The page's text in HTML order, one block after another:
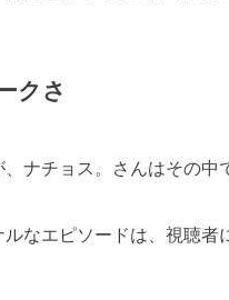
クさ
ナチョス。さんはその中
なエピソードは、視聴者